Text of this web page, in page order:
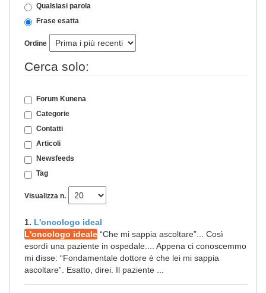
Qualsiasi parola
Frase esatta
Ordine
Cerca solo:
Forum Kunena
Categorie
Contatti
Articoli
Newsfeeds
Tag
Visualizza n.
1. L'oncologo ideal
L'oncologo ideale “Che mi sappia ascoltare”... Così
esordì una paziente in ospedale.... Appena ci conoscemmo
mi disse: “Fondamentale dottore è che lei mi sappia
ascoltare”. Esatto, direi. Il paziente ...